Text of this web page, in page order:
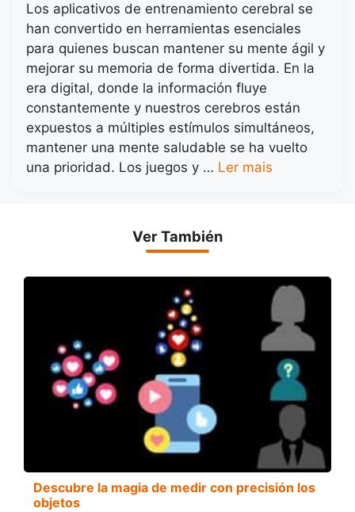
Los aplicativos de entrenamiento cerebral se
han convertido en herramientas esenciales
para quienes buscan mantener su mente ágil y
mejorar su memoria de forma divertida. En la
era digital, donde la información fluye
constantemente y nuestros cerebros están
expuestos a múltiples estímulos simultáneos,
mantener una mente saludable se ha vuelto
una prioridad. Los juegos y … Ler mais
Ver También
Descubre la magia de medir con precisión los
objetos